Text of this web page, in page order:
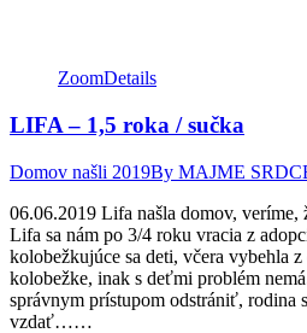
ZoomDetails
LIFA – 1,5 roka / sučka
Domov našli 2019By MAJME
06.06.2019 Lifa našla domov, veríme,
Lifa sa nám po 3/4 roku vracia z
kolobežkujúce sa deti, včera vybehla
kolobežke, inak s deťmi problém
správnym prístupom odstrániť, rodina
vzdať……